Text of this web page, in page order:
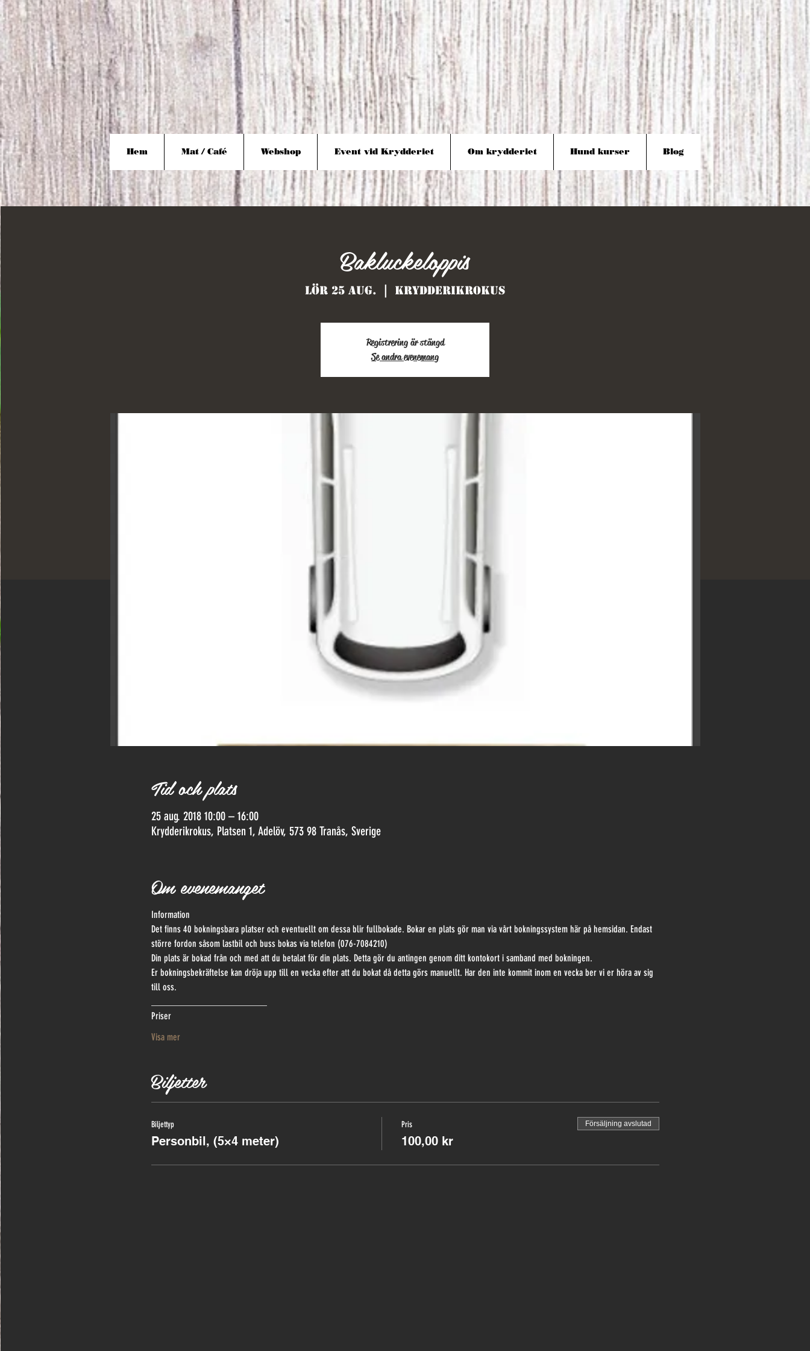
KRYDDERI
KROKUS
Hem Mat / Café Webshop Event vid Krydderiet Om krydderiet Hund kurser Blog
Bakluckeloppis
lör 25 aug. Krydderikrokus
Registrering är stängd
Se andra evenemang
Tid och plats
25 aug. 2018 10:00 – 16:00
Krydderikrokus, Platsen 1, Adelöv, 573 98 Tranås, Sverige
Om evenemanget
Information
Det finns 40 bokningsbara platser och eventuellt om dessa blir fullbokade. Bokar en plats gör man via vårt bokningssystem här på hemsidan. Endast
större fordon såsom lastbil och buss bokas via telefon (076-7084210)
Din plats är bokad från och med att du betalat för din plats. Detta gör du antingen genom ditt kontokort i samband med bokningen.
Er bokningsbekräftelse kan dröja upp till en vecka efter att du bokat då detta görs manuellt. Har den inte kommit inom en vecka ber vi er höra av sig
till oss.
Priser
Visa mer
Biljetter
Biljettyp
Personbil, (5×4 meter)
Pris
100,00 kr
Försäljning avslutad